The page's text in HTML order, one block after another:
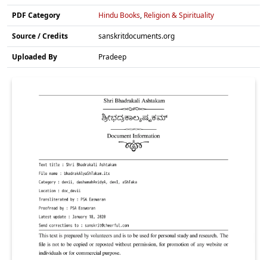
PDF Category Hindu Books, Religion & Spirituality
Source / Credits sanskritdocuments.org
Uploaded By Pradeep